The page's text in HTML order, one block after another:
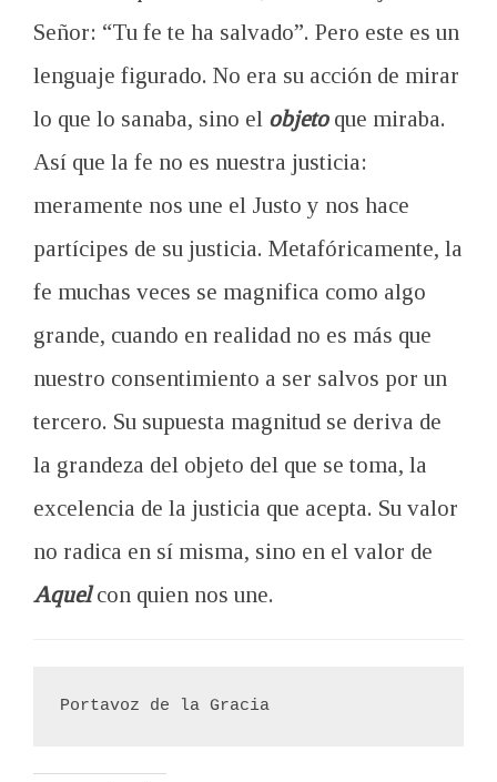
Señor: “Tu fe te ha salvado”. Pero este es un
lenguaje figurado. No era su acción de mirar
lo que lo sanaba, sino el objetoque miraba.
Así que la fe no es nuestra justicia:
meramente nos une el Justo y nos hace
partícipes de su justicia. Metafóricamente, la
fe muchas veces se magnifica como algo
grande, cuando en realidad no es más que
nuestro consentimiento a ser salvos por un
tercero. Su supuesta magnitud se deriva de
la grandeza del objeto del que se toma, la
excelencia de la justicia que acepta. Su valor
no radica en sí misma, sino en el valor de
Aquelcon quien nos une.
Portavoz de la Gracia